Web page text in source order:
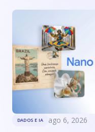
DADOS E IA ago 6, 2026